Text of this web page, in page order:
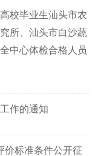
校毕业生汕头市农
所、汕头市白沙蔬
中心体检合格人员
作的通知
价标准条件公开征